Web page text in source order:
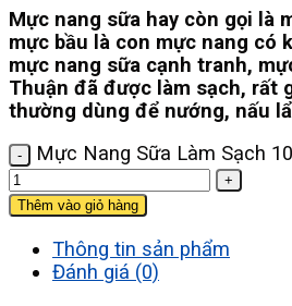
Mực nang sữa hay còn gọi là
mực bầu là con mực nang có
mực nang sữa cạnh tranh,
Thuận đã được làm sạch, rất
thường dùng để nướng, nấu
Mực Nang Sữa Làm Sạch
Thêm vào giỏ hàng
Thông tin sản phẩm
Đánh giá (0)